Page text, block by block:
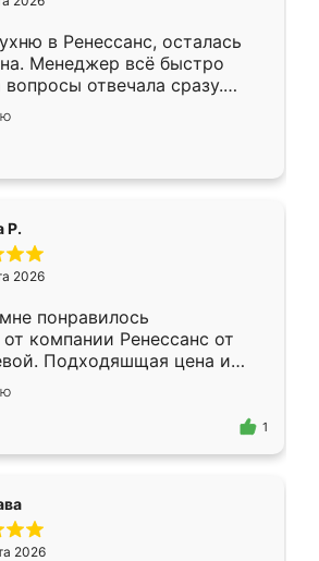
только здесь.
в Ренессанс, осталась
Менеджер всё быстро
вопросы отвечала сразу.
в субботу, подошёл к
Собрали
работали аккуратно, даже
Р.
2026
понравилось
компании Ренессанс от
Подходяшщая цена и
изготовления. Приехавший
Владислав
моему эскизу самый
1
2026